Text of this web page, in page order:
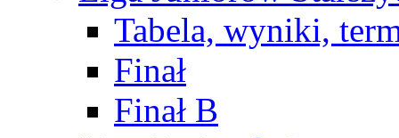
Tabela, wyniki,
Finał
Finał B